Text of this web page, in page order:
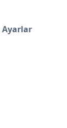
Ayarlar